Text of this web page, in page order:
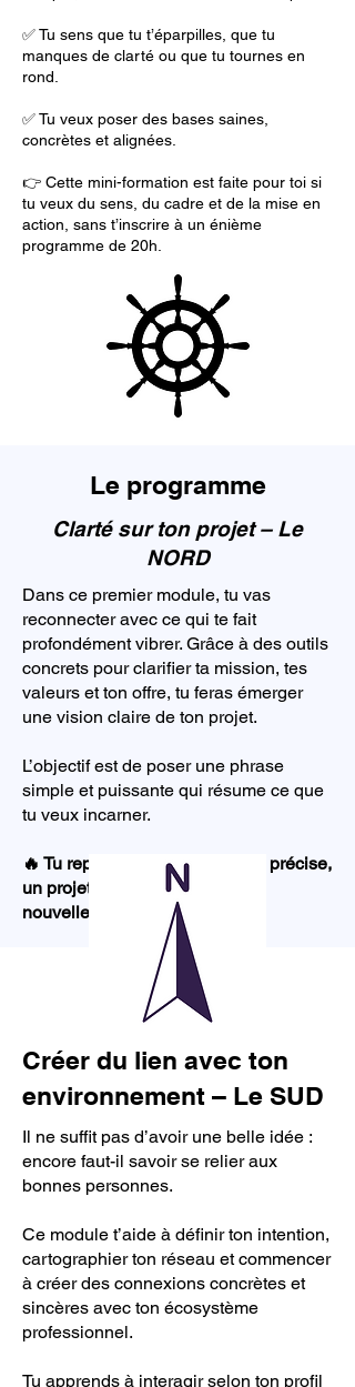
✅ Tu sens que tu t’éparpilles, que tu
manques de clarté ou que tu tournes en
rond.
✅ Tu veux poser des bases saines,
concrètes et alignées.
👉 Cette mini-formation est faite pour toi si
tu veux du sens, du cadre et de la mise en
action, sans t’inscrire à un énième
programme de 20h.
Le programme
Clarté sur ton projet – Le
NORD
Dans ce premier module, tu vas
reconnecter avec ce qui te fait
profondément vibrer. Grâce à des outils
concrets pour clarifier ta mission, tes
valeurs et ton offre, tu feras émerger
une vision claire de ton projet.
L’objectif est de poser une phrase
simple et puissante qui résume ce que
tu veux incarner.
🔥 Tu repars avec une direction précise,
un projet aligné et une énergie
nouvelle pour le porter.
Créer du lien avec ton
environnement – Le SUD
Il ne suffit pas d’avoir une belle idée :
encore faut-il savoir se relier aux
bonnes personnes.
Ce module t’aide à définir ton intention,
cartographier ton réseau et commencer
à créer des connexions concrètes et
sincères avec ton écosystème
professionnel.
Tu apprends à interagir selon ton profil